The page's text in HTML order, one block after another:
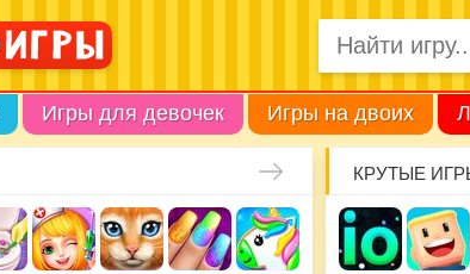
Игры для девочек Игры на двоих
КРУТЫЕ